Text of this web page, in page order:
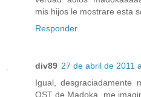
mis hijos le mostrare esta
Responder
div89 27 de abril de 2011
Igual, desgraciadamente
OST de Madoka, me